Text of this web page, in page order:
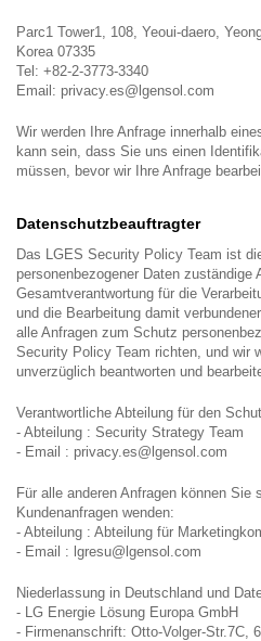
Parc1 Tower1, 108, Yeoui-daero,
Korea 07335
Tel: +82-2-3773-3340
Email: privacy.es@lgensol.com
Wir werden Ihre Anfrage innerhalb
kann sein, dass Sie uns einen
müssen, bevor wir Ihre Anfrage
Datenschutzbeauftragter
Das LGES Security Policy Team ist
personenbezogener Daten zuständige
Gesamtverantwortung für die
und die Bearbeitung damit
alle Anfragen zum Schutz
Security Policy Team richten, und wir
unverzüglich beantworten und
Verantwortliche Abteilung für den
- Abteilung : Security Strategy Team
- Email : privacy.es@lgensol.com
Für alle anderen Anfragen können Sie
Kundenanfragen wenden:
- Abteilung : Abteilung für
- Email : lgresu@lgensol.com
Niederlassung in Deutschland und
- LG Energie Lösung Europa GmbH
- Firmenanschrift: Otto-Volger-Str.7C,